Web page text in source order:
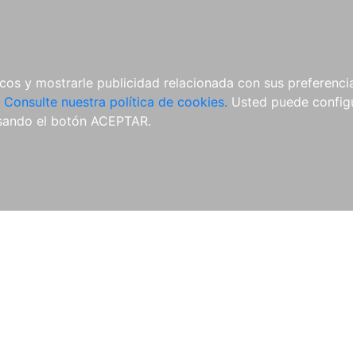
y mostrarle publicidad relacionada con sus
Consulte nuestra política de cookies. Usted puede
el botón ACEPTAR.